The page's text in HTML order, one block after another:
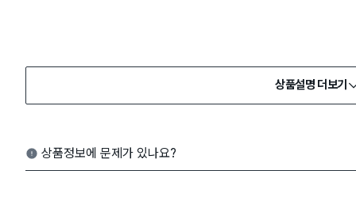
상품설명 더보기
상품정보에 문제가 있나요?